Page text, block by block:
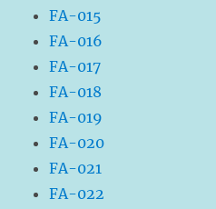
FA-015
FA-016
FA-017
FA-018
FA-019
FA-020
FA-021
FA-022